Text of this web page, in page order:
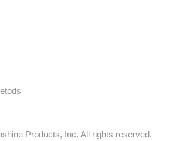
Products, Inc. All rights reserved.